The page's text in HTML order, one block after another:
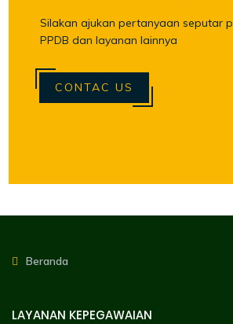
Silakan ajukan pertanyaan seputar
PPDB dan layanan lainnya
CONTAC US
Beranda
LAYANAN KEPEGAWAIAN